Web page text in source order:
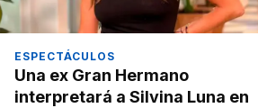
ESPECTÁCULOS
Una ex Gran Hermano
interpretará a Silvina Luna en